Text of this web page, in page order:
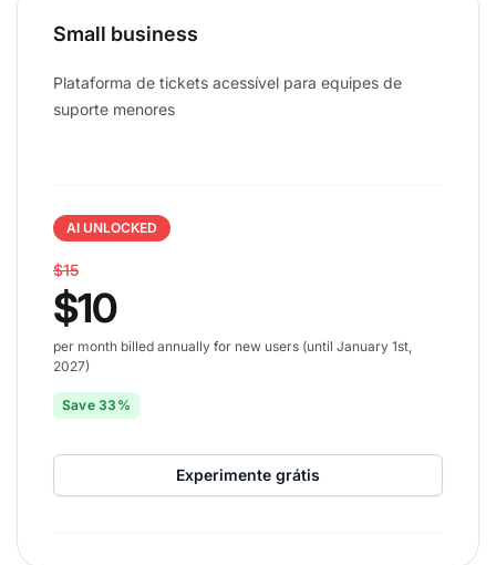
Small business
Plataforma de tickets acessível para equipes de
suporte menores
AI UNLOCKED
$15
$10
per month billed annually for new users (until January 1st,
2027)
Save 33%
Experimente grátis